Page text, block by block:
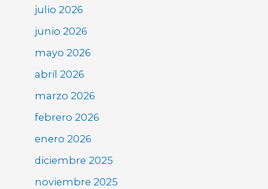
julio 2026
junio 2026
mayo 2026
abril 2026
marzo 2026
febrero 2026
enero 2026
diciembre 2025
noviembre 2025